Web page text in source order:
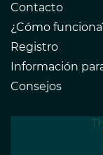
Contacto
¿Cómo
Registro
Información
Consejos